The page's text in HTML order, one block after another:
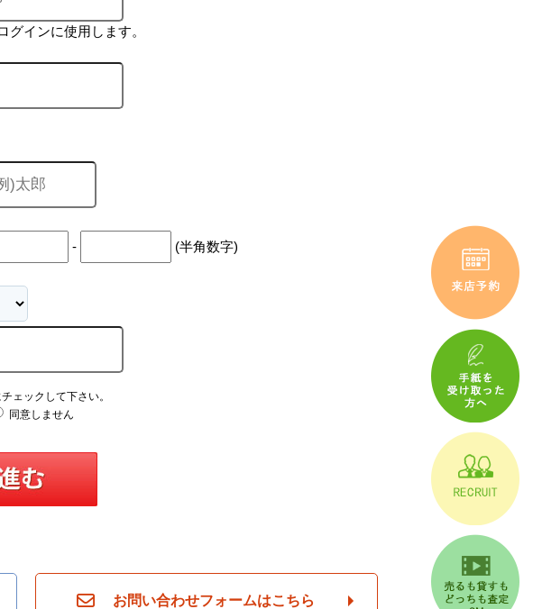
インに使用します。
- (半角数字)
ェックして下さい。
同意しません
お問い合わせフォームはこちら